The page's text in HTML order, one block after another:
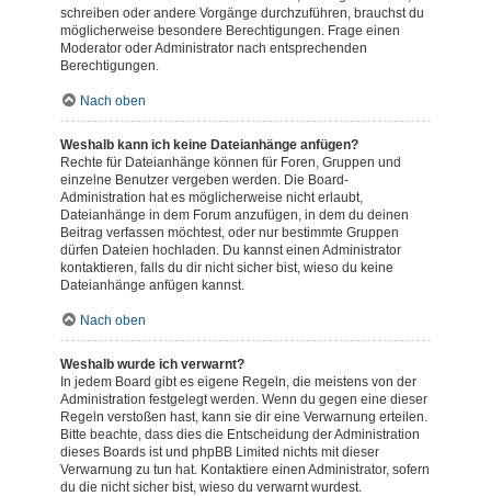
schreiben oder andere Vorgänge durchzuführen, brauchst du
möglicherweise besondere Berechtigungen. Frage einen
Moderator oder Administrator nach entsprechenden
Berechtigungen.
Nach oben
Weshalb kann ich keine Dateianhänge anfügen?
Rechte für Dateianhänge können für Foren, Gruppen und
einzelne Benutzer vergeben werden. Die Board-
Administration hat es möglicherweise nicht erlaubt,
Dateianhänge in dem Forum anzufügen, in dem du deinen
Beitrag verfassen möchtest, oder nur bestimmte Gruppen
dürfen Dateien hochladen. Du kannst einen Administrator
kontaktieren, falls du dir nicht sicher bist, wieso du keine
Dateianhänge anfügen kannst.
Nach oben
Weshalb wurde ich verwarnt?
In jedem Board gibt es eigene Regeln, die meistens von der
Administration festgelegt werden. Wenn du gegen eine dieser
Regeln verstoßen hast, kann sie dir eine Verwarnung erteilen.
Bitte beachte, dass dies die Entscheidung der Administration
dieses Boards ist und phpBB Limited nichts mit dieser
Verwarnung zu tun hat. Kontaktiere einen Administrator, sofern
du die nicht sicher bist, wieso du verwarnt wurdest.